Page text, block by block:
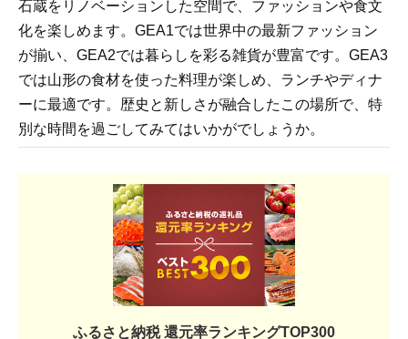
石蔵をリノベーションした空間で、ファッションや食文
化を楽しめます。GEA1では世界中の最新ファッション
が揃い、GEA2では暮らしを彩る雑貨が豊富です。GEA3
では山形の食材を使った料理が楽しめ、ランチやディナ
ーに最適です。歴史と新しさが融合したこの場所で、特
別な時間を過ごしてみてはいかがでしょうか。
ふるさと納税 還元率ランキングTOP300